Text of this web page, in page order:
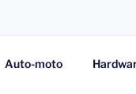
JAN
Auto-moto